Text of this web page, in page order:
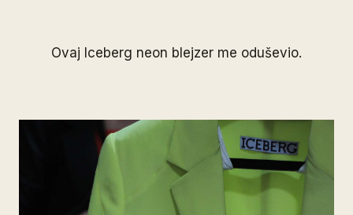
Ovaj Iceberg neon blejzer me oduševio.